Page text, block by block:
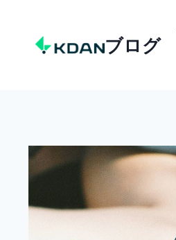
content
ブログ